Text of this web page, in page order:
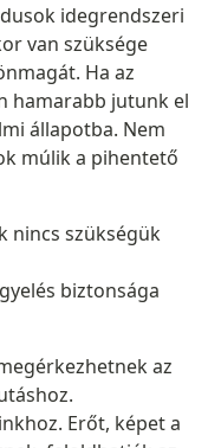
idegrendszeri
van szüksége
Ha az
hamarabb jutunk el
állapotba. Nem
múlik a pihentető
nincs szükségük
biztonsága
az
Erőt, képet a